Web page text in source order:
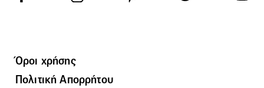
Όροι χρήσης
Πολιτική Απορρήτου